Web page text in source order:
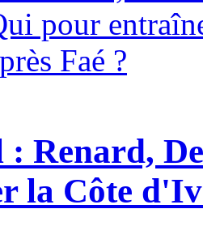
Renard,
la Côte